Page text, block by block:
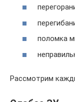
поломка
Рассмотрим